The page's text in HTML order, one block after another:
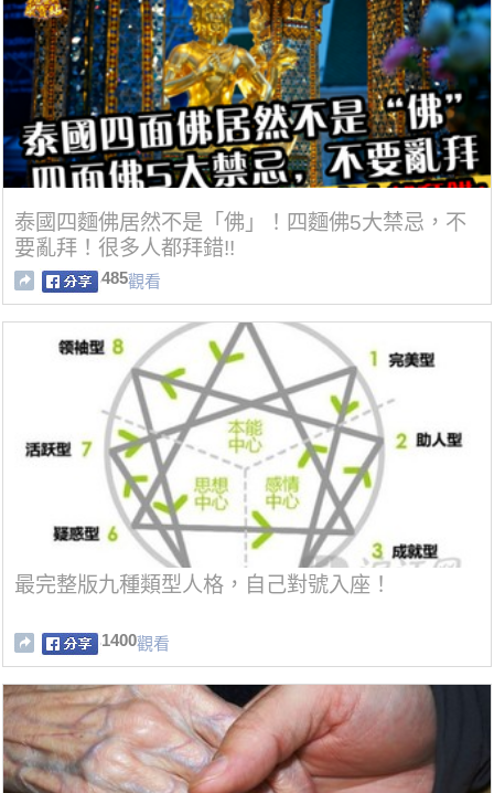
泰國四麵佛居然不是「佛」！四麵佛5大禁忌，不
要亂拜！很多人都拜錯!!
485觀看
最完整版九種類型人格，自己對號入座！
1400觀看